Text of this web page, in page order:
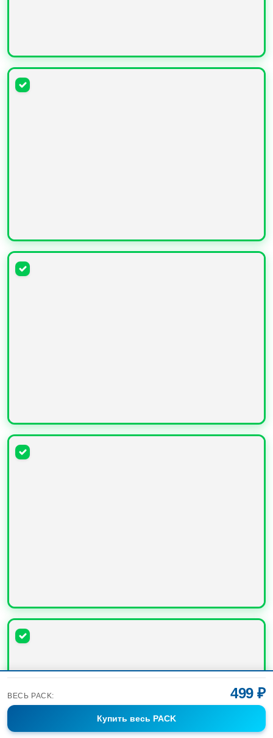
ВЕСЬ PACK: 499 ₽
Купить весь PACK
УВЕЛИЧИТЬ
УВЕЛИЧИТЬ
УВЕЛИЧИТЬ
УВЕЛИЧИТЬ